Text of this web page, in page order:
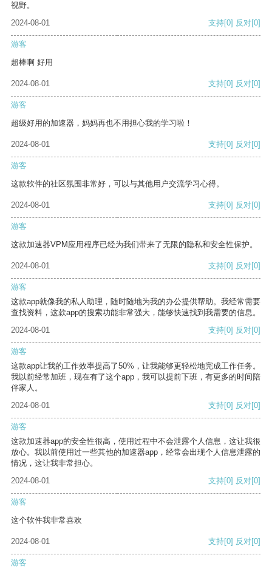
视野。
2024-08-01
支持[0] 反对[0]
游客
超棒啊 好用
2024-08-01 支持[0] 反对[0]
游客
超级好用的加速器，妈妈再也不用担心我的学习啦！
2024-08-01 支持[0] 反对[0]
游客
这款软件的社区氛围非常好，可以与其他用户交流学习心得。
2024-08-01 支持[0] 反对[0]
游客
这款加速器VPM应用程序已经为我们带来了无限的隐私和安全性保护。
2024-08-01 支持[0] 反对[0]
游客
这款app就像我的私人助理，随时随地为我的办公提供帮助。我经常需要
查找资料，这款app的搜索功能非常强大，能够快速找到我需要的信息。
2024-08-01
支持[0] 反对[0]
游客
这款app让我的工作效率提高了50%，让我能够更轻松地完成工作任务。
我以前经常加班，现在有了这个app，我可以提前下班，有更多的时间陪
伴家人。
2024-08-01
支持[0] 反对[0]
游客
这款加速器app的安全性很高，使用过程中不会泄露个人信息，这让我很
放心。我以前使用过一些其他的加速器app，经常会出现个人信息泄露的
情况，这让我非常担心。
2024-08-01
支持[0] 反对[0]
游客
这个软件我非常喜欢
2024-08-01 支持[0] 反对[0]
游客